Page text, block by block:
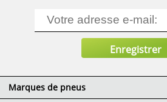
Marques de pneus